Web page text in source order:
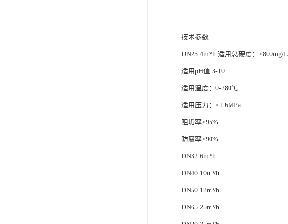
技术参数
DN25 4m³/h 适用总硬度：≤800mg/L
适用pH值:3-10
适用温度：0-280℃
适用压力：≤1.6MPa
阻垢率≥95%
防腐率≥90%
DN32 6m³/h
DN40 10m³/h
DN50 12m³/h
DN65 25m³/h